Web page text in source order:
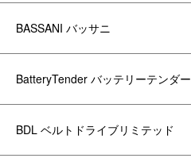
BASSANI バッサニ
BatteryTender バッテリーテンダー
BDL ベルトドライブリミテッド